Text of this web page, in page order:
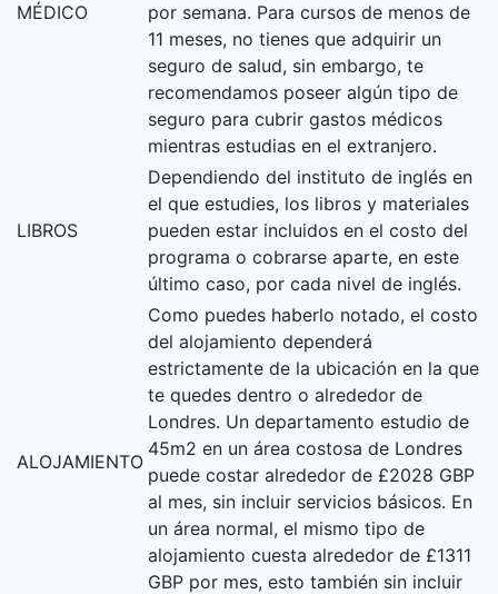
MÉDICO
por semana. Para cursos de menos de
11 meses, no tienes que adquirir un
seguro de salud, sin embargo, te
recomendamos poseer algún tipo de
seguro para cubrir gastos médicos
mientras estudias en el extranjero.
LIBROS
Dependiendo del instituto de inglés en
el que estudies, los libros y materiales
pueden estar incluidos en el costo del
programa o cobrarse aparte, en este
último caso, por cada nivel de inglés.
ALOJAMIENTO
Como puedes haberlo notado, el costo
del alojamiento dependerá
estrictamente de la ubicación en la que
te quedes dentro o alrededor de
Londres. Un departamento estudio de
45m2 en un área costosa de Londres
puede costar alrededor de £2028 GBP
al mes, sin incluir servicios básicos. En
un área normal, el mismo tipo de
alojamiento cuesta alrededor de £1311
GBP por mes, esto también sin incluir